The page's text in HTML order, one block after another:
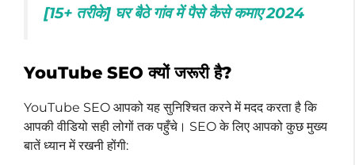
[15+ तरीके] घर बैठे गांव में पैसे कैसे कमाए 2024
YouTube SEO क्यों जरूरी है?
YouTube SEO आपको यह सुनिश्चित करने में मदद करता है कि
आपकी वीडियो सही लोगों तक पहुँचे। SEO के लिए आपको कुछ मुख्य
बातें ध्यान में रखनी होंगी: